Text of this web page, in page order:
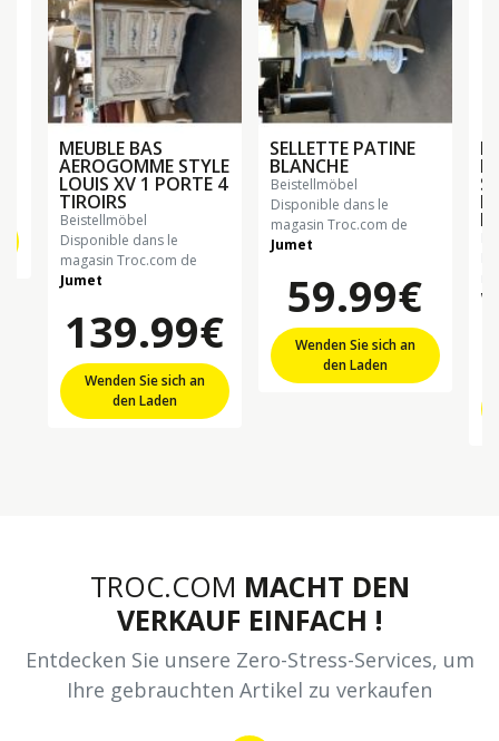
MEUBLE BAS
AEROGOMME STYLE
LOUIS XV 1 PORTE 4
TIROIRS
beistellmöbel
Disponible dans le
magasin Troc.com de
Jumet
139.99€
Wenden Sie sich an
den Laden
SELLETTE PATINE
BLANCHE
beistellmöbel
Disponible dans le
magasin Troc.com de
Jumet
59.99€
Wenden Sie sich an
den Laden
TROC.COM MACHT DEN
VERKAUF EINFACH !
Entdecken Sie unsere Zero-Stress-Services, um
Ihre gebrauchten Artikel zu verkaufen